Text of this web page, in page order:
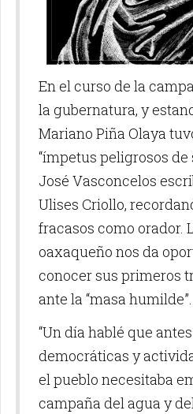
En el curso de la
la gubernatura, y
Mariano Piña Olaya
“ímpetus peligrosos
José Vasconcelos
Ulises Criollo,
fracasos como orador.
oaxaqueño nos da
conocer sus primeros
ante la “masa humilde”.
“Un día hablé que
democráticas y
el pueblo necesitaba
campaña del agua y